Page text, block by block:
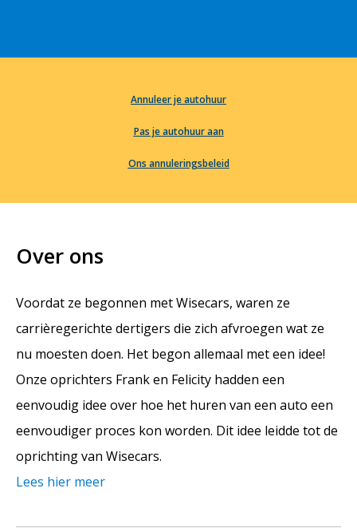
Annuleer je autohuur
Pas je autohuur aan
Ons annuleringsbeleid
Over ons
Voordat ze begonnen met Wisecars, waren ze
carrièregerichte dertigers die zich afvroegen wat ze
nu moesten doen. Het begon allemaal met een idee!
Onze oprichters Frank en Felicity hadden een
eenvoudig idee over hoe het huren van een auto een
eenvoudiger proces kon worden. Dit idee leidde tot de
oprichting van Wisecars.
Lees hier meer